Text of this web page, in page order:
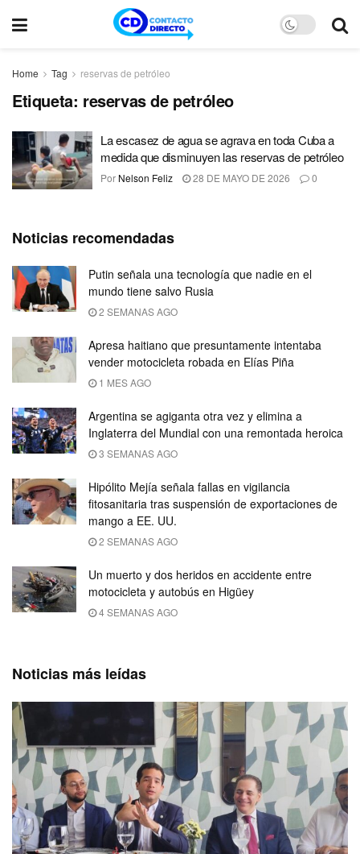
Home Tag reservas de petróleo
Etiqueta: reservas de petróleo
La escasez de agua se agrava en toda Cuba a
medida que disminuyen las reservas de petróleo
Por Nelson Feliz 28 DE MAYO DE 2026 0
Noticias recomendadas
Putin señala una tecnología que nadie en el
mundo tiene salvo Rusia
2 SEMANAS AGO
Apresa haitiano que presuntamente intentaba
vender motocicleta robada en Elías Piña
1 MES AGO
Argentina se agiganta otra vez y elimina a
Inglaterra del Mundial con una remontada heroica
3 SEMANAS AGO
Hipólito Mejía señala fallas en vigilancia
fitosanitaria tras suspensión de exportaciones de
mango a EE. UU.
2 SEMANAS AGO
Un muerto y dos heridos en accidente entre
motocicleta y autobús en Higüey
4 SEMANAS AGO
Noticias más leídas